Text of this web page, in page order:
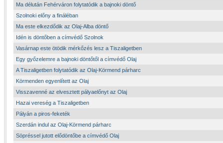
Ma délután Fehérváron folytatódik a bajnoki döntő
Szolnoki előny a fináléban
Ma este elkezdődik az Olaj-Alba döntő
Idén is döntőben a címvédő Szolnok
Vasárnap este ötödik mérkőzés lesz a Tiszaligetben
Egy győzelemre a bajnoki döntőtől a címvédő Olaj
A Tiszaligetben folytatódik az Olaj-Körmend párharc
Körmenden egyenlített az Olaj
Visszavenné az elvesztett pályaelőnyt az Olaj
Hazai vereség a Tiszaligetben
Pályán a piros-feketék
Szerdán indul az Olaj-Körmend párharc
Söpréssel jutott elődöntőbe a címvédő Olaj